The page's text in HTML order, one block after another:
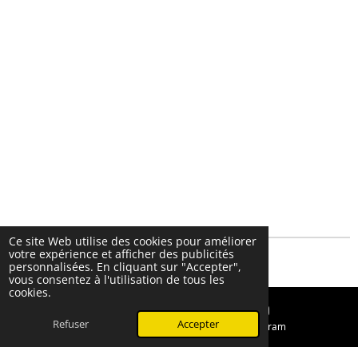
Ce site Web utilise des cookies pour améliorer
votre expérience et afficher des publicités
personnalisées. En cliquant sur "Accepter",
vous consentez à l'utilisation de tous les
cookies.
Refuser Accepter
© 2024 - 2026 CHARLIE Artiste-Autrice
E-mail Instagram